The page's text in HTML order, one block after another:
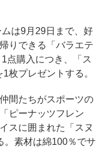
は9月29日まで、好
りできる「バラエテ
点購入につき、「ス
枚プレゼントする。
間たちがスポーツの
ピーナッツフレン
スに囲まれた「スヌ
。素材は綿100％でサ